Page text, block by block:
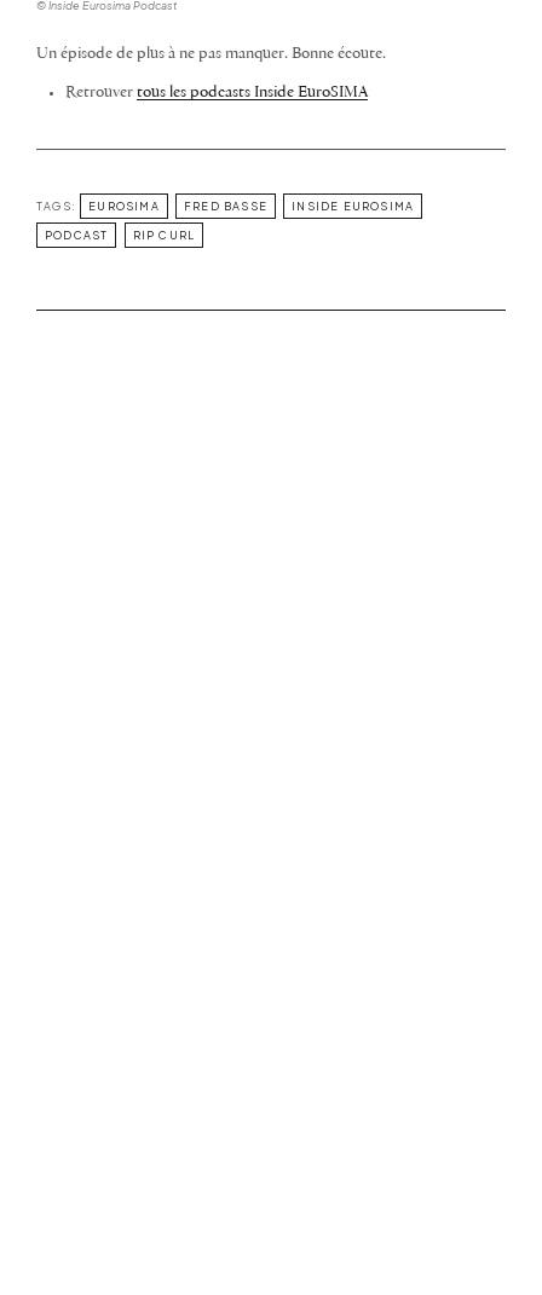
© Inside Eurosima Podcast
Un épisode de plus à ne pas manquer. Bonne écoute.
Retrouver tous les podcasts Inside EuroSIMA
TAGS: EUROSIMA FRED BASSE INSIDE EUROSIMA
PODCAST RIP CURL